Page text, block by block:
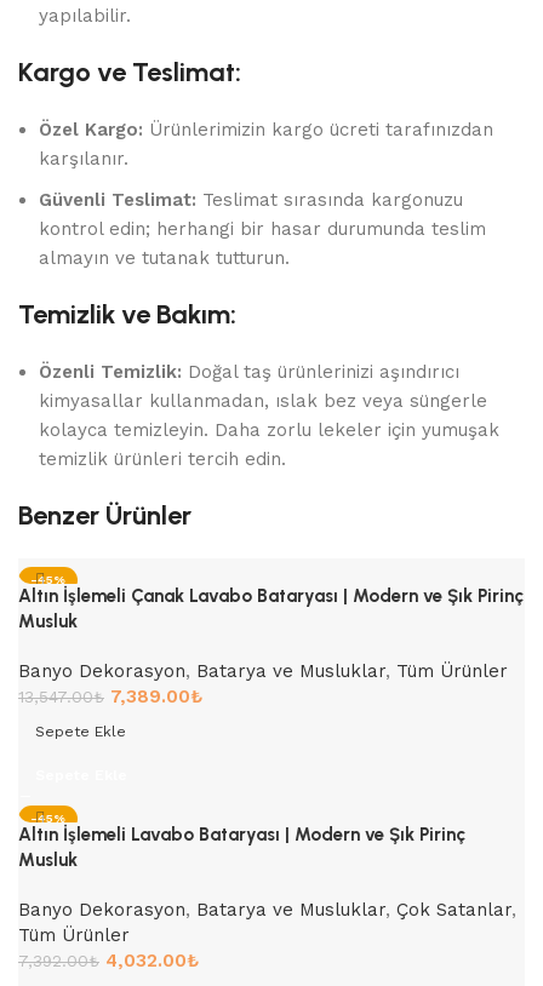
yapılabilir.
Kargo ve Teslimat:
Özel Kargo: Ürünlerimizin kargo ücreti tarafınızdan
karşılanır.
Güvenli Teslimat: Teslimat sırasında kargonuzu
kontrol edin; herhangi bir hasar durumunda teslim
almayın ve tutanak tutturun.
Temizlik ve Bakım:
Özenli Temizlik: Doğal taş ürünlerinizi aşındırıcı
kimyasallar kullanmadan, ıslak bez veya süngerle
kolayca temizleyin. Daha zorlu lekeler için yumuşak
temizlik ürünleri tercih edin.
Benzer Ürünler
-45%
Altın İşlemeli Çanak Lavabo Bataryası | Modern ve Şık Pirinç
Musluk
Banyo Dekorasyon, Batarya ve Musluklar, Tüm Ürünler
13,547.00₺ 7,389.00₺
Sepete Ekle
-45%
Altın İşlemeli Lavabo Bataryası | Modern ve Şık Pirinç
Musluk
Banyo Dekorasyon, Batarya ve Musluklar, Çok Satanlar,
Tüm Ürünler
7,392.00₺ 4,032.00₺